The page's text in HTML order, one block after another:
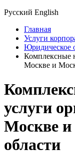
Русский English
Главная
Услуги
Юридическое
Комплексные
Москве и
услуги
Москве
области